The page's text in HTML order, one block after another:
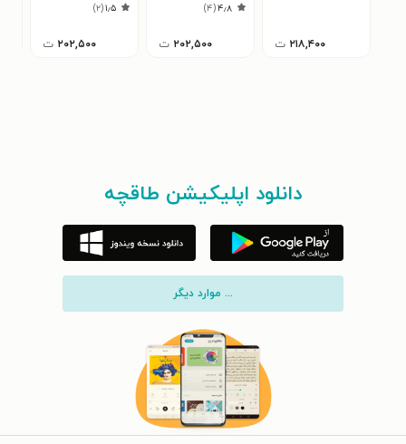
۲۱۸,۴۰۰ ت
۴٫۸(۴)
۲۰۲,۵۰۰ ت
۱٫۵(۲)
۲۰۲,۵۰۰ ت
دانلود اپلیکیشن طاقچه
... موارد دیگر